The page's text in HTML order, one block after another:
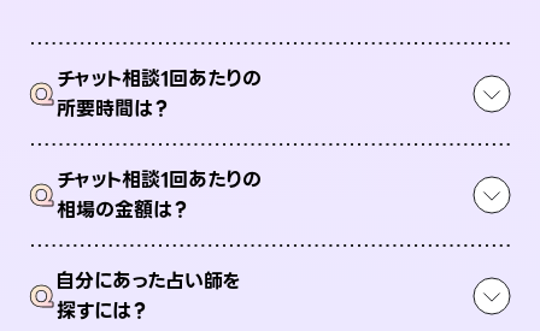
Qチャット相談1回あたりの
所要時間は？
Qチャット相談1回あたりの
相場の金額は？
Q自分にあった占い師を
探すには？